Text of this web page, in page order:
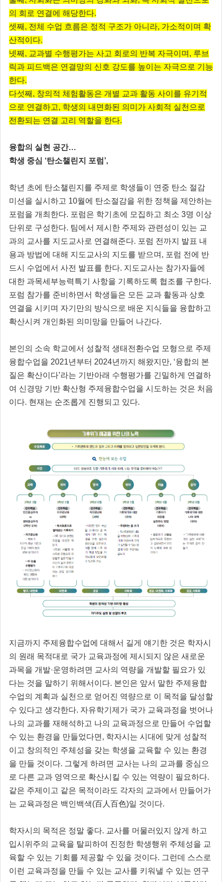
의 회로 연결에 해당한다.
셋째, 전체 수업 흐름은 정적 구조가 아니라, 가소적이며 확
산적이다.
넷째, 교과별 수행평가는 사고 회로의 반복 자극이며, 루브
릭과 피드백은 연결망의 신호 강도를 높이는 자극으로 기능
한다.
다섯째, 창의적 체험활동은 개별 교과 활동 사이를 유기적
으로 연결하고, 학생의 내면화된 의미가 사회적 실천으로
전환되는 연결 고리 역할을 한다.
융합의 실현 공간…
학생 중심 ‘탄소챌린지 포럼’,
학년 초에 탄소챌린지를 주제로 학생들이 연중 탄소 절감
미션을 실시하고 10월에 탄소절감을 위한 정책을 제안하는
포럼을 개최한다. 포럼은 학기초에 모집하고 최소 3명 이상
단위로 구성한다. 팀에서 제시한 주제와 관련성이 있는 교
과의 교사를 지도교사로 연결해준다. 포럼 전까지 발표 내
용과 방법에 대해 지도교사의 지도를 받으며, 포럼 전에 반
드시 수업에서 사전 발표를 한다. 지도교사는 참가자들에
대한 과목세부능력특기 사항을 기록하도록 협조를 구한다.
포럼 참가를 준비하면서 학생들은 모든 교과 활동과 상호
연결을 시키며 자기만의 방식으로 배운 지식들을 융합하고
확산시켜 개인화된 의미망을 만들어 나간다.
본인의 소속 학교에서 성찰적 생태전환수업 모형으로 주제
융합수업을 2021년부터 2024년까지 해왔지만, ‘융합의 본
질은 확산이다’라는 기반아래 수행평가를 긴밀하게 연결하
여 신경망 기반 확산형 주제융합수업을 시도하는 것은 처음
이다. 현재는 순조롭게 진행되고 있다.
지금까지 주제융합수업에 대해서 길게 얘기한 것은 학자시
의 원래 목적대로 국가 교육과정에 제시되지 않은 새로운
과목을 개발·운영하려면 교사의 역량을 개발할 필요가 있
다는 것을 말하기 위해서이다. 본인은 앞서 말한 주제융합
수업의 계획과 실천으로 얻어진 역량으로 이 목적을 달성할
수 있다고 생각한다. 자유학기제가 국가 교육과정을 벗어나
나의 교과를 재해석하고 나의 교육과정으로 만들어 수업할
수 있는 환경을 만들었다면, 학자시는 시대에 맞게 성찰적
이고 창의적인 주체성을 갖는 학생을 교육할 수 있는 환경
을 만들 것이다. 그렇게 하려면 교사는 나의 교과를 중심으
로 다른 교과 영역으로 확산시킬 수 있는 역량이 필요하다.
같은 주제이고 같은 목적이라도 각자의 교과에서 만들어가
는 교육과정은 백인백색(百人百色)일 것이다.
학자시의 목적은 정말 좋다. 교사를 머물러있지 않게 하고
입시위주의 교육을 탈피하여 진정한 학생행위 주체성을 교
육할 수 있는 기회를 제공할 수 있을 것이다. 그런데 스스로
이런 교육과정을 만들 수 있는 교사를 키워낼 수 있는 연구